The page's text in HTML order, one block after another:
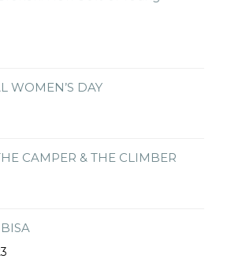
WOMEN’S DAY
CAMPER & THE CLIMBER